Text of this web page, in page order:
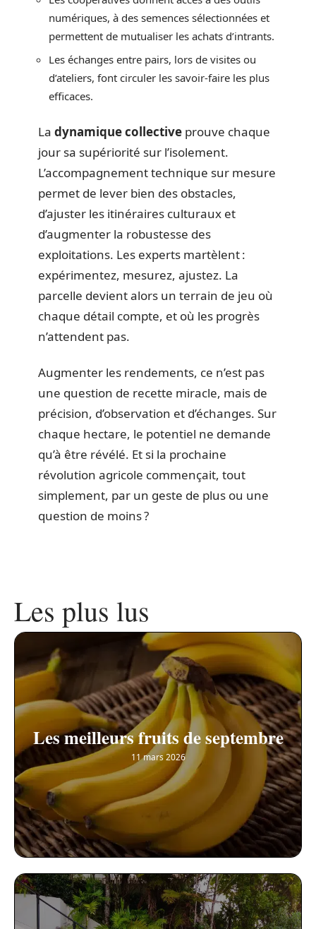
numériques, à des semences sélectionnées et
permettent de mutualiser les achats d’intrants.
Les échanges entre pairs, lors de visites ou
d’ateliers, font circuler les savoir-faire les plus
efficaces.
La dynamique collective prouve chaque
jour sa supériorité sur l’isolement.
L’accompagnement technique sur mesure
permet de lever bien des obstacles,
d’ajuster les itinéraires culturaux et
d’augmenter la robustesse des
exploitations. Les experts martèlent :
expérimentez, mesurez, ajustez. La
parcelle devient alors un terrain de jeu où
chaque détail compte, et où les progrès
n’attendent pas.
Augmenter les rendements, ce n’est pas
une question de recette miracle, mais de
précision, d’observation et d’échanges. Sur
chaque hectare, le potentiel ne demande
qu’à être révélé. Et si la prochaine
révolution agricole commençait, tout
simplement, par un geste de plus ou une
question de moins ?
Les plus lus
Les meilleurs fruits de septembre
11 mars 2026